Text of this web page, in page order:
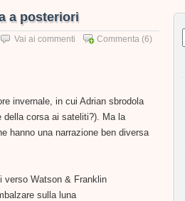
a posteriori
Commenta (6)
Vai ai commenti
invernale, in cui Adrian sbrodola
della corsa ai sateliti?). Ma la
hanno una narrazione ben diversa
verso Watson & Franklin
sulla luna